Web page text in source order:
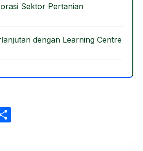
Sektor Pertanian
dengan Learning Centre